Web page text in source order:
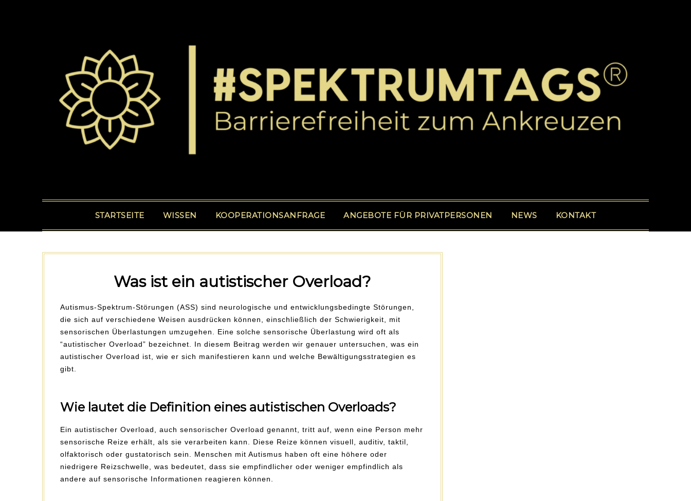
STARTSEITE WISSEN KOOPERATIONSANFRAGE ANGEBOTE FÜR PRIVATPERSONEN NEWS KONTAKT
Was ist ein autistischer Overload?
Autismus-Spektrum-Störungen (ASS) sind neurologische und entwicklungsbedingte Störungen,
die sich auf verschiedene Weisen ausdrücken können, einschließlich der Schwierigkeit, mit
sensorischen Überlastungen umzugehen. Eine solche sensorische Überlastung wird oft als
“autistischer Overload” bezeichnet. In diesem Beitrag werden wir genauer untersuchen, was ein
autistischer Overload ist, wie er sich manifestieren kann und welche Bewältigungsstrategien es
gibt.
Wie lautet die Definition eines autistischen Overloads?
Ein autistischer Overload, auch sensorischer Overload genannt, tritt auf, wenn eine Person mehr
sensorische Reize erhält, als sie verarbeiten kann. Diese Reize können visuell, auditiv, taktil,
olfaktorisch oder gustatorisch sein. Menschen mit Autismus haben oft eine höhere oder
niedrigere Reizschwelle, was bedeutet, dass sie empfindlicher oder weniger empfindlich als
andere auf sensorische Informationen reagieren können.